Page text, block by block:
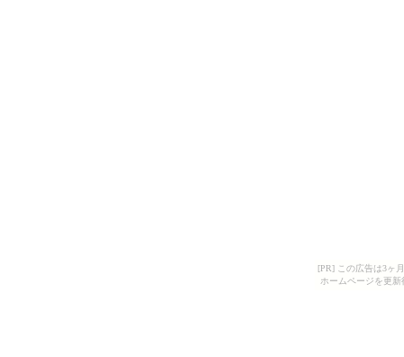
[PR] この広告は3ヶ
ホームページを更